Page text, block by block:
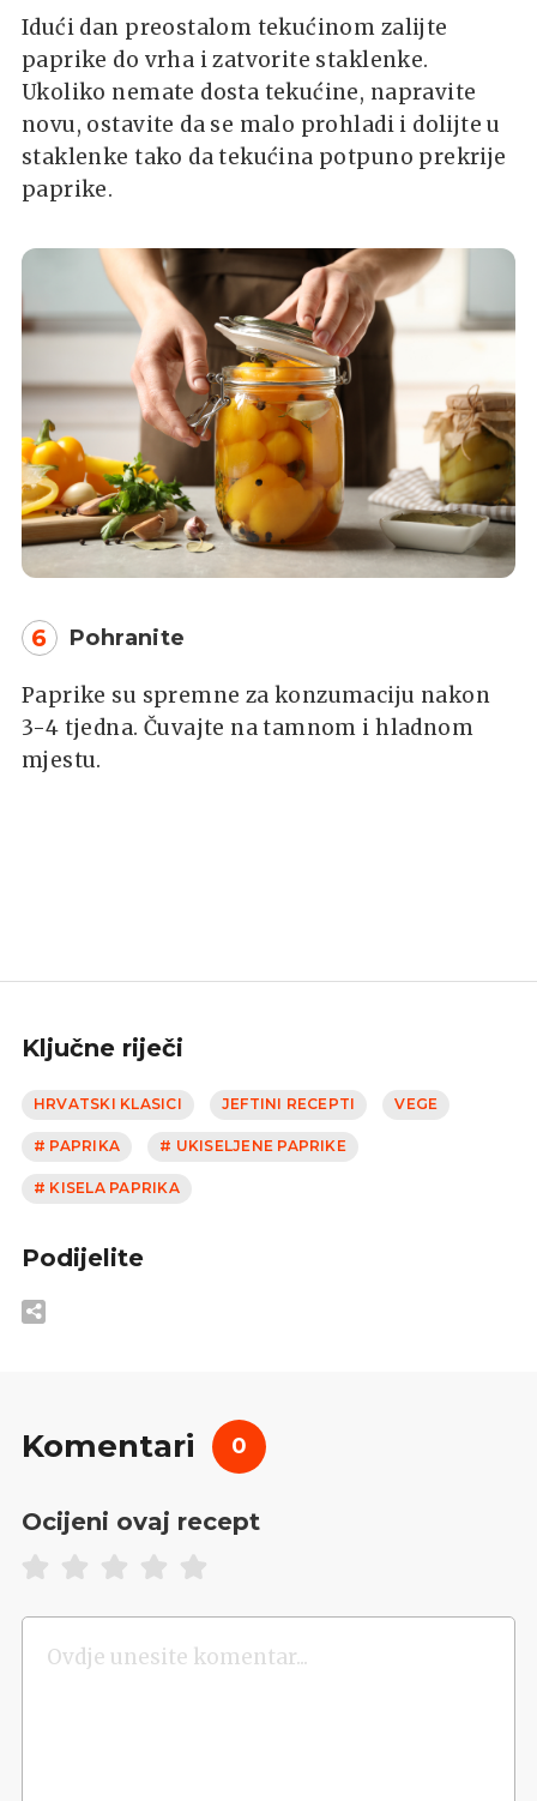
Idući dan preostalom tekućinom zalijte
paprike do vrha i zatvorite staklenke.
Ukoliko nemate dosta tekućine, napravite
novu, ostavite da se malo prohladi i dolijte u
staklenke tako da tekućina potpuno prekrije
paprike.
6 Pohranite
Paprike su spremne za konzumaciju nakon
3-4 tjedna. Čuvajte na tamnom i hladnom
mjestu.
Ključne riječi
HRVATSKI KLASICI JEFTINI RECEPTI VEGE
# PAPRIKA # UKISELJENE PAPRIKE
# KISELA PAPRIKA
Podijelite
Komentari 0
Ocijeni ovaj recept